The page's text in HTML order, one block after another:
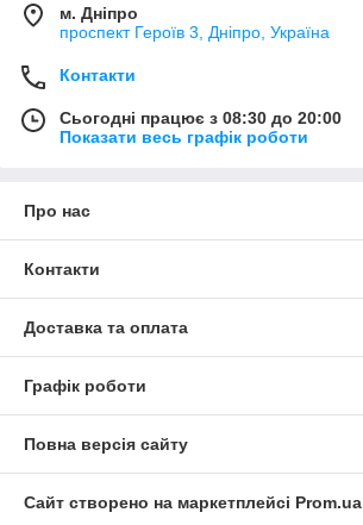
м. Дніпро
проспект Героїв 3, Дніпро, Україна
Контакти
Сьогодні працює з 08:30 до 20:00
Показати весь графік роботи
Про нас
Контакти
Доставка та оплата
Графік роботи
Повна версія сайту
Сайт створено на маркетплейсі Prom.ua